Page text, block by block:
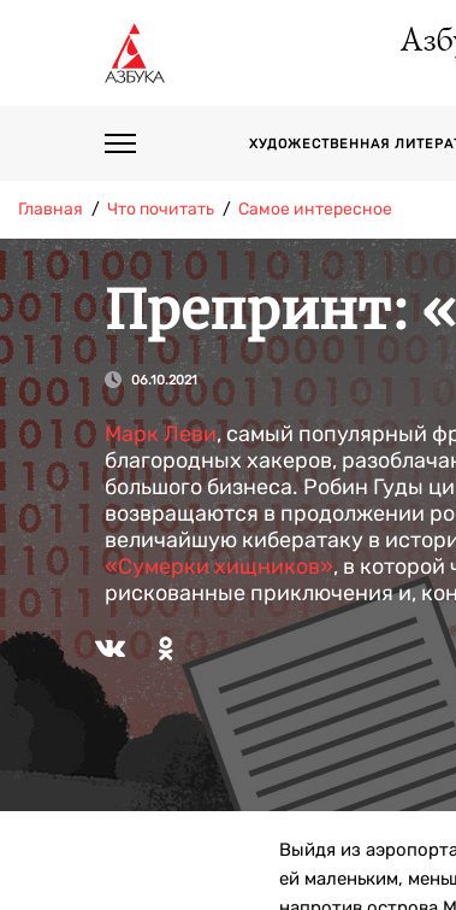
ХУДОЖЕСТВЕННАЯ
Главная Что почитать Самое интересное
Препринт:
06.10.2021
Марк Леви, самый популярный
благородных хакеров,
большого бизнеса. Робин Гуды
возвращаются в продолжении
величайшую кибератаку в
«Сумерки хищников», в которой
рискованные приключения и,
Выйдя из
ей маленьким,